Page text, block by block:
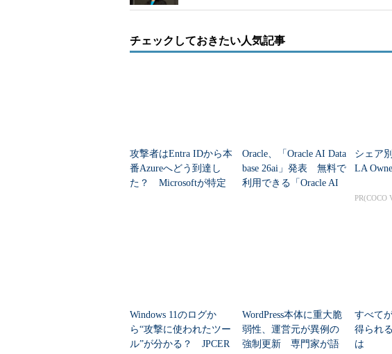
現代的なフレームワークやサービスとのデータ
RESTサービスや「Azure App Services」など、
サービスや、「Angular JS」「ReactJS」「D3.js」「
JSONデータをAzure SQL Databaseへ取り込み、
語やツールを使って、ロードされた情報のクエリと
データモデルをシンプルに
構造化されたリレーショナルデータと、JSONテキ
チェックしておきたい人気記事
攻撃者はEntra IDから本
番Azureへどう到達し
た？ Microsoftが特定
Oracle、「Oracle AI Data
base 26ai」発表 無料で
利用できる「Oracle AI
シェア
LA
PR(COCO
Windows 11のログか
ら“攻撃に使われたツー
ル”が分かる？ JPCER
WordPress本体に重大脆
弱性、運営元が異例の
強制更新 専門家が語
すべて
得られ
は